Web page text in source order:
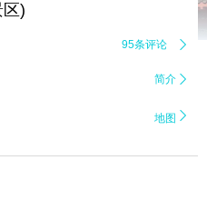
)
95条评论 
简介 
地图 